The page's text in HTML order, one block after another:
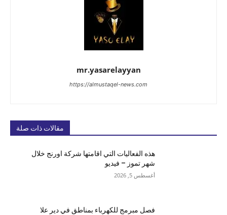
mr.yasarelayyan
https://almustaqel-news.com
مقالات ذات صلة
هذه الفعاليات التي اقامتها شركة اورنج خلال
شهر تموز – فيديو
أغسطس 5, 2026
فصل مبرمج للكهرباء بمناطق في دير علا